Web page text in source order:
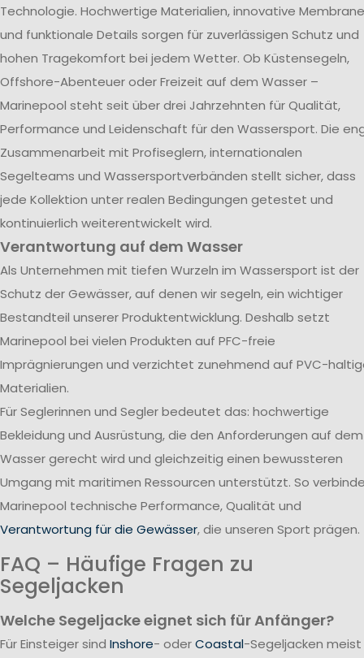
Technologie. Hochwertige Materialien, innovative
und funktionale Details sorgen für zuverlässigen Schutz und
hohen Tragekomfort bei jedem Wetter. Ob Küstensegeln,
Offshore-Abenteuer oder Freizeit auf dem Wasser –
Marinepool steht seit über drei Jahrzehnten für Qualität,
Performance und Leidenschaft für den Wassersport. Die
Zusammenarbeit mit Profiseglern, internationalen
Segelteams und Wassersportverbänden stellt sicher, dass
jede Kollektion unter realen Bedingungen getestet und
kontinuierlich weiterentwickelt wird.
Verantwortung auf dem Wasser
Als Unternehmen mit tiefen Wurzeln im Wassersport ist der
Schutz der Gewässer, auf denen wir segeln, ein wichtiger
Bestandteil unserer Produktentwicklung. Deshalb setzt
Marinepool bei vielen Produkten auf PFC-freie
Imprägnierungen und verzichtet zunehmend auf PVC-
Materialien.
Für Seglerinnen und Segler bedeutet das: hochwertige
Bekleidung und Ausrüstung, die den Anforderungen auf dem
Wasser gerecht wird und gleichzeitig einen bewussteren
Umgang mit maritimen Ressourcen unterstützt. So
Marinepool technische Performance, Qualität und
Verantwortung für die Gewässer, die unseren Sport prägen.
FAQ – Häufige Fragen zu
Segeljacken
Welche Segeljacke eignet sich für Anfänger?
Für Einsteiger sind Inshore- oderCoastal-Segeljacken meist